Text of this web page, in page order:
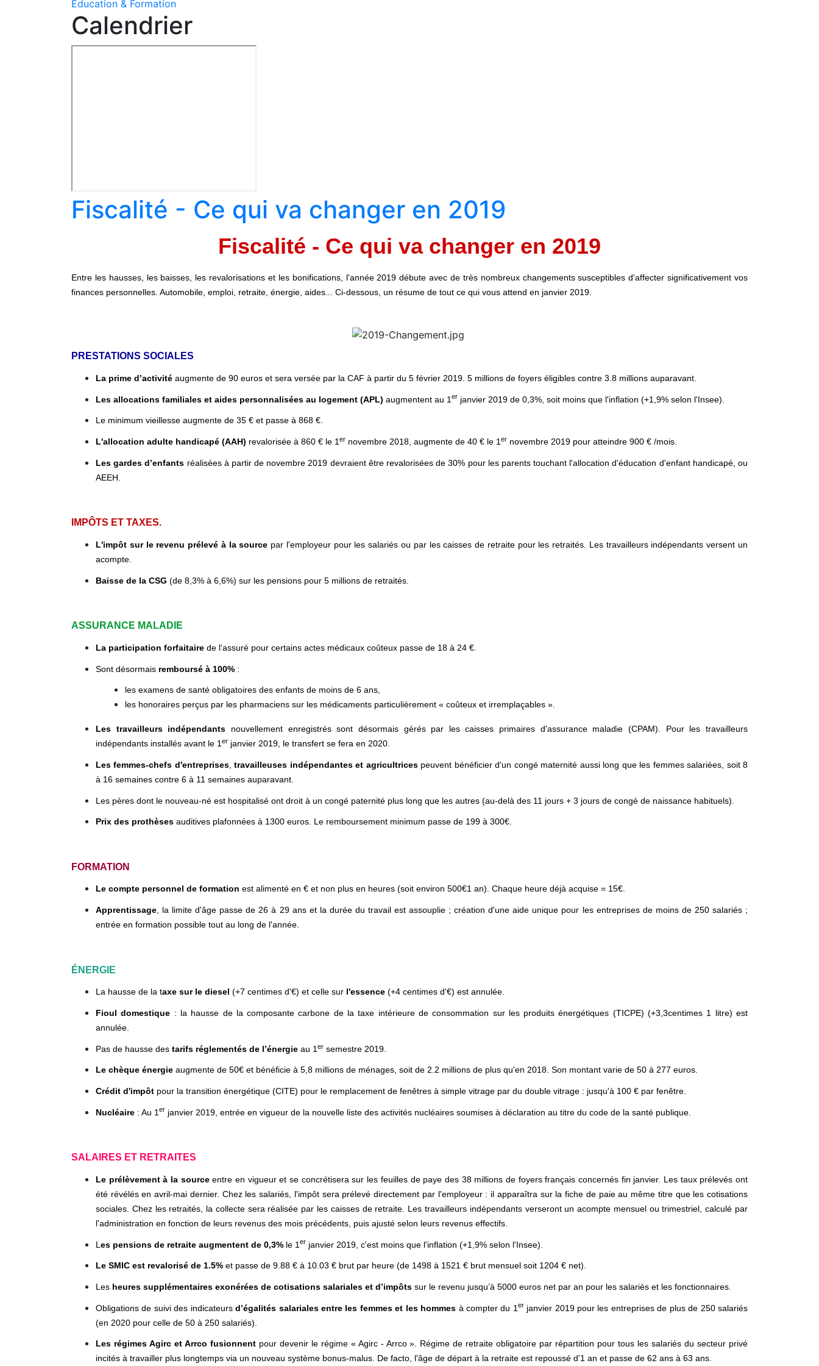
Education & Formation
Calendrier
Fiscalité - Ce qui va changer en 2019
Fiscalité - Ce qui va changer en 2019
Entre les hausses, les baisses, les revalorisations et les bonifications, l'année 2019 débute avec de très nombreux changements susceptibles d'affecter significativement vos
finances personnelles. Automobile, emploi, retraite, énergie, aides... Ci-dessous, un résume de tout ce qui vous attend en janvier 2019.
PRESTATIONS SOCIALES
La prime d’activité augmente de 90 euros et sera versée par la CAF à partir du 5 février 2019. 5 millions de foyers éligibles contre 3.8 millions auparavant.
Les allocations familiales et aides personnalisées au logement (APL) augmentent au 1 er janvier 2019 de 0,3%, soit moins que l'inflation (+1,9% selon l'Insee).
Le minimum vieillesse augmente de 35 € et passe à 868 €.
L'allocation adulte handicapé (AAH) revalorisée à 860 € le 1 er novembre 2018, augmente de 40 € le 1 er novembre 2019 pour atteindre 900 € /mois.
Les gardes d’enfants réalisées à partir de novembre 2019 devraient être revalorisées de 30% pour les parents touchant l'allocation d'éducation d'enfant handicapé, ou
AEEH.
IMPÔTS ET TAXES.
L'impôt sur le revenu prélevé à la source par l'employeur pour les salariés ou par les caisses de retraite pour les retraités. Les travailleurs indépendants versent un
acompte.
Baisse de la CSG (de 8,3% à 6,6%) sur les pensions pour 5 millions de retraités.
ASSURANCE MALADIE
La participation forfaitaire de l'assuré pour certains actes médicaux coûteux passe de 18 à 24 €.
Sont désormais remboursé à 100% :
les examens de santé obligatoires des enfants de moins de 6 ans,
les honoraires perçus par les pharmaciens sur les médicaments particulièrement « coûteux et irremplaçables ».
Les travailleurs indépendants nouvellement enregistrés sont désormais gérés par les caisses primaires d'assurance maladie (CPAM). Pour les travailleurs
indépendants installés avant le 1 er janvier 2019, le transfert se fera en 2020.
Les femmes-chefs d'entreprises,travailleuses indépendantes et agricultrices peuvent bénéficier d'un congé maternité aussi long que les femmes salariées, soit 8
à 16 semaines contre 6 à 11 semaines auparavant.
Les pères dont le nouveau-né est hospitalisé ont droit à un congé paternité plus long que les autres (au-delà des 11 jours + 3 jours de congé de naissance habituels).
Prix des prothèses auditives plafonnées à 1300 euros. Le remboursement minimum passe de 199 à 300€.
FORMATION
Le compte personnel de formation est alimenté en € et non plus en heures (soit environ 500€1 an). Chaque heure déjà acquise = 15€.
Apprentissage , la limite d'âge passe de 26 à 29 ans et la durée du travail est assouplie ; création d'une aide unique pour les entreprises de moins de 250 salariés ;
entrée en formation possible tout au long de l'année.
ÉNERGIE
La hausse de la taxe sur le diesel (+7 centimes d'€) et celle sur l'essence (+4 centimes d'€) est annulée.
Fioul domestique : la hausse de la composante carbone de la taxe intérieure de consommation sur les produits énergétiques (TICPE) (+3,3centimes 1 litre) est
annulée.
Pas de hausse des tarifs réglementés de l’énergie au 1 er semestre 2019.
Le chèque énergie augmente de 50€ et bénéficie à 5,8 millions de ménages, soit de 2.2 millions de plus qu'en 2018. Son montant varie de 50 à 277 euros.
Crédit d'impôt pour la transition énergétique (CITE) pour le remplacement de fenêtres à simple vitrage par du double vitrage : jusqu'à 100 € par fenêtre.
Nucléaire : Au 1 er janvier 2019, entrée en vigueur de la nouvelle liste des activités nucléaires soumises à déclaration au titre du code de la santé publique.
SALAIRES ET RETRAITES
Le prélèvement à la sourceentre en vigueur et se concrétisera sur les feuilles de paye des 38 millions de foyers français concernés fin janvier. Les taux prélevés ont
été révélés en avril-mai dernier. Chez les salariés, l'impôt sera prélevé directement par l'employeur : il apparaîtra sur la fiche de paie au même titre que les cotisations
sociales. Chez les retraités, la collecte sera réalisée par les caisses de retraite. Les travailleurs indépendants verseront un acompte mensuel ou trimestriel, calculé par
l'administration en fonction de leurs revenus des mois précédents, puis ajusté selon leurs revenus effectifs.
L es pensions de retraite augmentent de 0,3% le 1 er janvier 2019, c'est moins que l'inflation (+1,9% selon l'Insee).
Le SMIC est revalorisé de 1.5% et passe de 9.88 € à 10.03 € brut par heure (de 1498 à 1521 € brut mensuel soit 1204 € net).
Les heures supplémentaires exonérées de cotisations salariales et d’impôts sur le revenu jusqu’à 5000 euros net par an pour les salariés et les fonctionnaires.
Obligations de suivi des indicateursd’égalités salariales entre les femmes et les hommes à compter du 1 er janvier 2019 pour les entreprises de plus de 250 salariés
(en 2020 pour celle de 50 à 250 salariés).
Les régimes Agirc et Arrco fusionnentpour devenir le régime « Agirc - Arrco ». Régime de retraite obligatoire par répartition pour tous les salariés du secteur privé
incités à travailler plus longtemps via un nouveau système bonus-malus. De facto, l'âge de départ à la retraite est repoussé d'1 an et passe de 62 ans à 63 ans.